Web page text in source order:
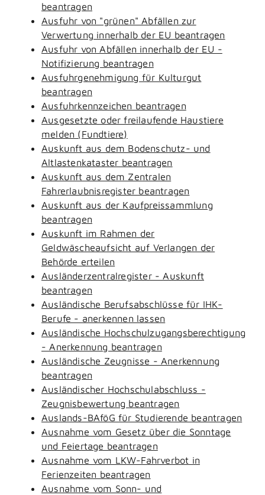
beantragen
Ausfuhr von "grünen" Abfällen zur
Verwertung innerhalb der EU beantragen
Ausfuhr von Abfällen innerhalb der EU -
Notifizierung beantragen
Ausfuhrgenehmigung für Kulturgut
beantragen
Ausfuhrkennzeichen beantragen
Ausgesetzte oder freilaufende Haustiere
melden (Fundtiere)
Auskunft aus dem Bodenschutz- und
Altlastenkataster beantragen
Auskunft aus dem Zentralen
Fahrerlaubnisregister beantragen
Auskunft aus der Kaufpreissammlung
beantragen
Auskunft im Rahmen der
Geldwäscheaufsicht auf Verlangen der
Behörde erteilen
Ausländerzentralregister - Auskunft
beantragen
Ausländische Berufsabschlüsse für IHK-
Berufe - anerkennen lassen
Ausländische Hochschulzugangsberechtigung
- Anerkennung beantragen
Ausländische Zeugnisse - Anerkennung
beantragen
Ausländischer Hochschulabschluss -
Zeugnisbewertung beantragen
Auslands-BAföG für Studierende beantragen
Ausnahme vom Gesetz über die Sonntage
und Feiertage beantragen
Ausnahme vom LKW-Fahrverbot in
Ferienzeiten beantragen
Ausnahme vom Sonn- und